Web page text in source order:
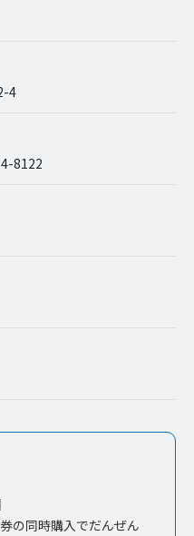
4
8122
の同時購入でだんぜん